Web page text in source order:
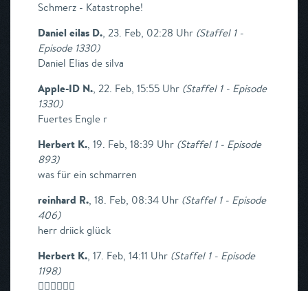
Schmerz - Katastrophe!
Daniel eilas D., 23. Feb, 02:28 Uhr (Staffel 1 -
Episode 1330)
Daniel Elias de silva
Apple-ID N., 22. Feb, 15:55 Uhr (Staffel 1 - Episode
1330)
Fuertes Engle r
Herbert K., 19. Feb, 18:39 Uhr (Staffel 1 - Episode
893)
was für ein schmarren
reinhard R., 18. Feb, 08:34 Uhr (Staffel 1 - Episode
406)
herr driick glück
Herbert K., 17. Feb, 14:11 Uhr (Staffel 1 - Episode
1198)
👎🏼👎🏼👎🏼